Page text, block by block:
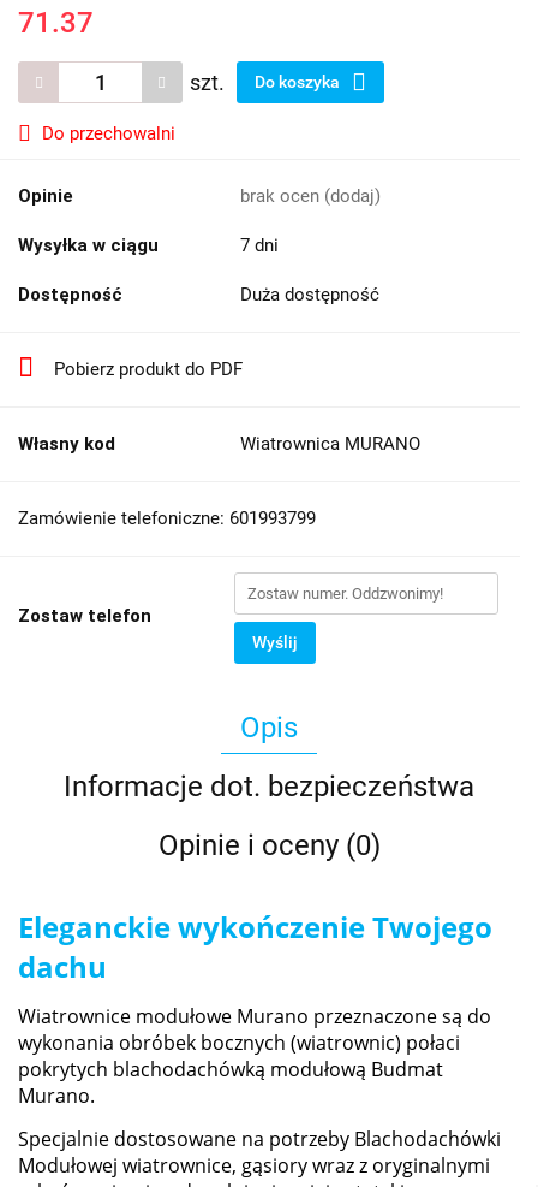
71.37
szt. Do koszyka
Do przechowalni
Opinie brak ocen (dodaj)
Wysyłka w ciągu 7 dni
Dostępność Duża dostępność
Pobierz produkt do PDF
Własny kod Wiatrownica MURANO
Zamówienie telefoniczne: 601993799
Zostaw telefon
Wyślij
Opis
Informacje dot. bezpieczeństwa
Opinie i oceny (0)
Eleganckie wykończenie Twojego
dachu
Wiatrownice modułowe Murano przeznaczone są do
wykonania obróbek bocznych (wiatrownic) połaci
pokrytych blachodachówką modułową Budmat
Murano.
Specjalnie dostosowane na potrzeby Blachodachówki
Modułowej wiatrownice, gąsiory wraz z oryginalnymi